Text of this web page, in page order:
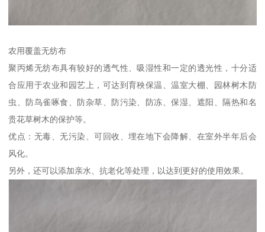
农用覆盖无纺布
聚丙烯无纺布具有较好的透气性、吸湿性和一定的透光性，十分适
合应用于农业和园艺上，可达到育秧保温、温室大棚、园林树木防
虫、防鸟雀啄食、防杂草、防污染、防冻、保湿、遮阳、隔热和名
贵花草树木的保护等。
优点：无毒、无污染、可回收、埋在地下会降解、在室外半年后会
风化。
另外，还可以添加亲水、抗老化等处理，以达到更好的使用效果。